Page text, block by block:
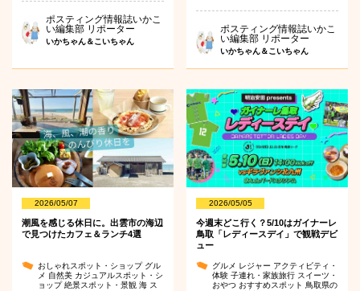
ポスティング情報誌いかこ
い編集部 リポーター
いかちゃん＆こいちゃん
ポスティング情報誌いかこ
い編集部 リポーター
いかちゃん＆こいちゃん
2026/05/07
潮風を感じる休日に。出雲市の海辺
で見つけたカフェ＆ランチ4選
おしゃれスポット・ショップ グル
メ 自然美 カジュアルスポット・シ
ョップ絶景スポット・景観 海 ス
2026/05/05
今週末どこ行く？5/10はガイナーレ
鳥取「レディースデイ」で観戦デビ
ュー
グルメ レジャー アクティビティ・
体験子連れ・家族旅行 スイーツ・
おやつ おすすめスポット 鳥取県の